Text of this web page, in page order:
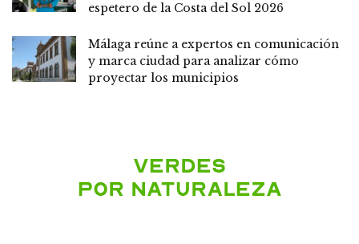
espetero de la Costa del Sol 2026
Málaga reúne a expertos en comunicación
y marca ciudad para analizar cómo
proyectar los municipios